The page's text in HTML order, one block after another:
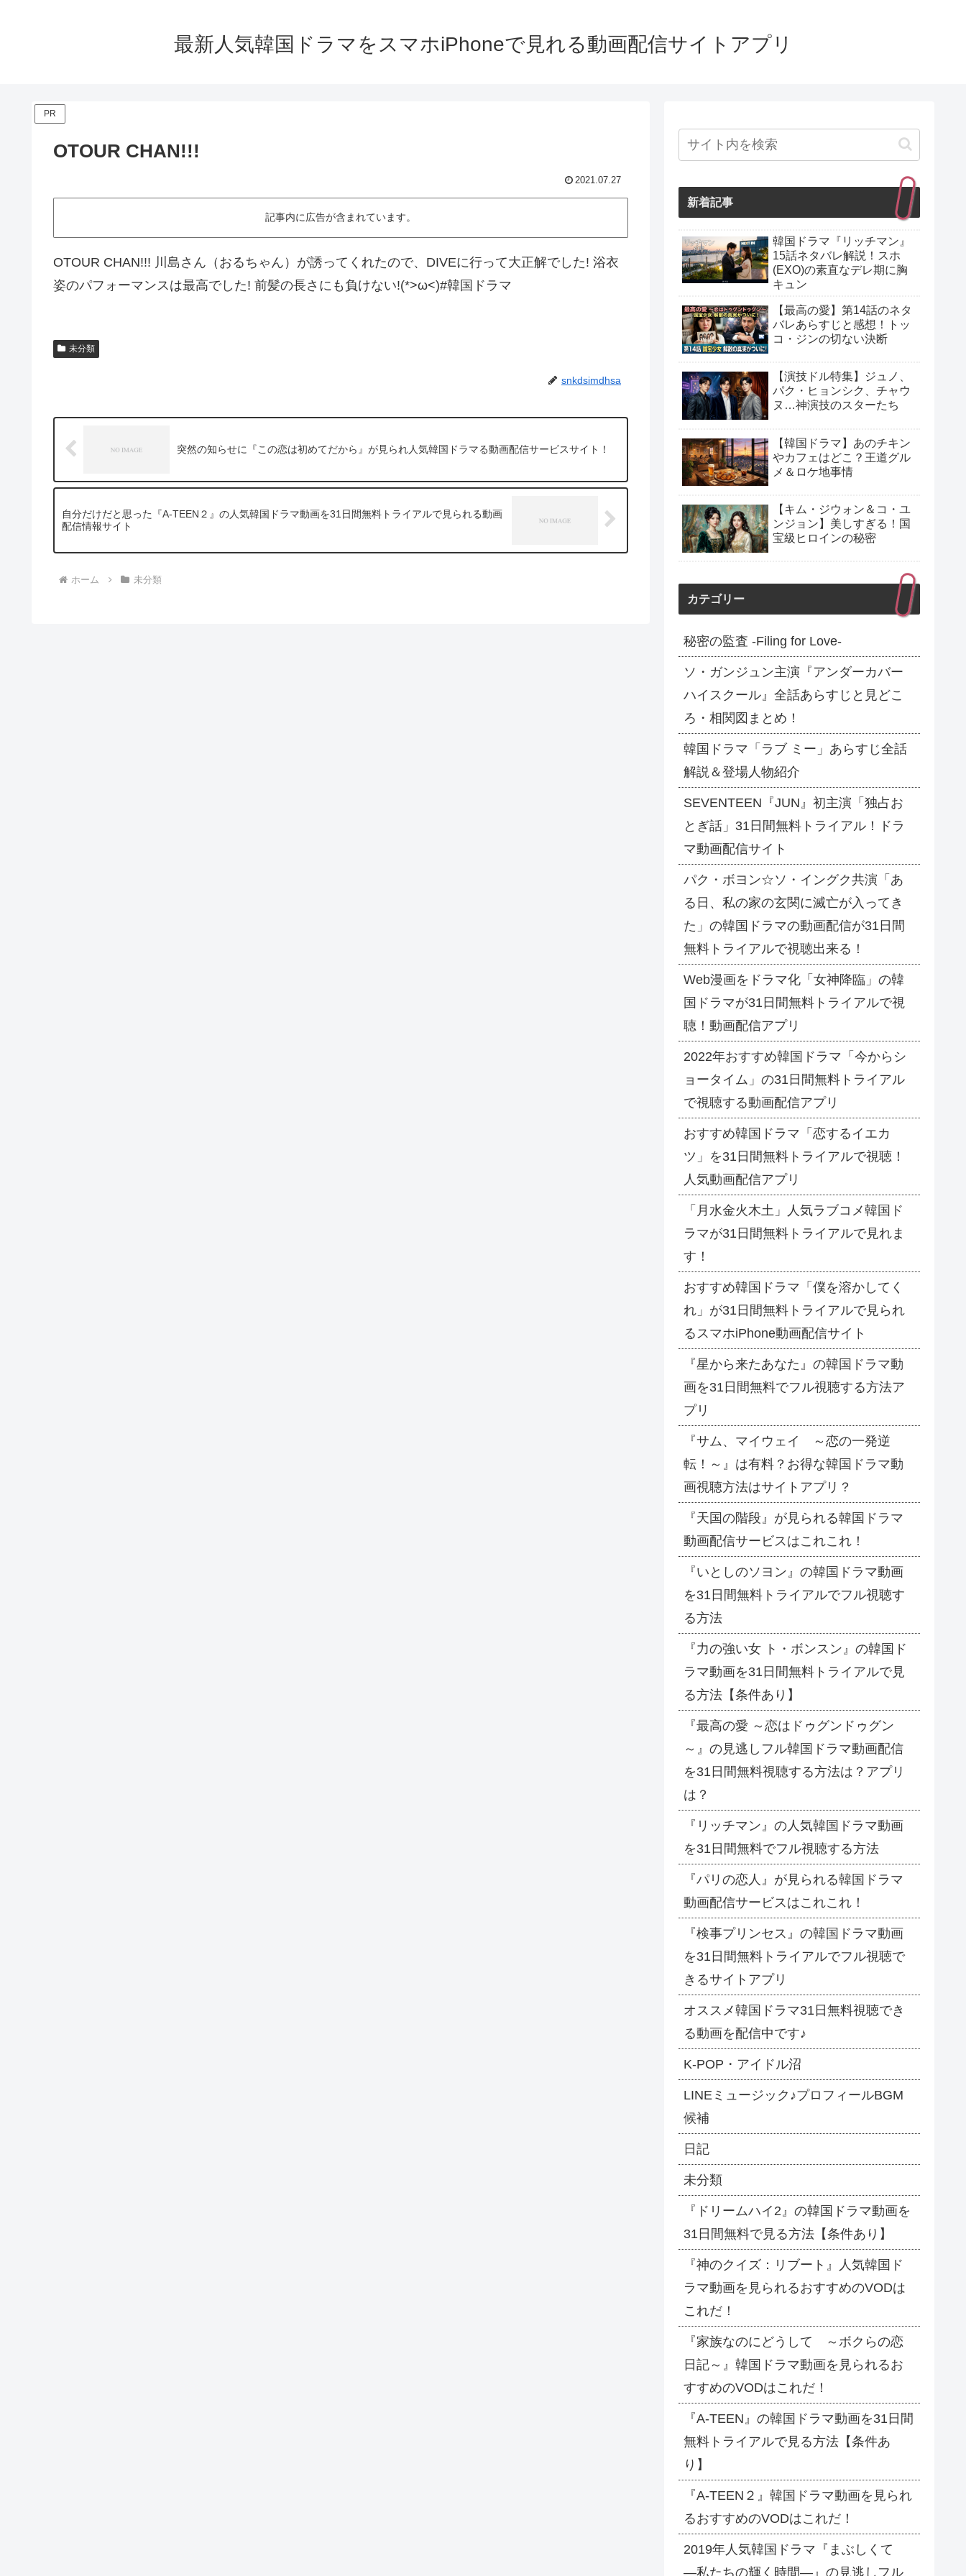
最新人気韓国ドラマをスマホiPhoneで見れる動画配信サイトアプリ
PR
OTOUR CHAN!!!
2021.07.27
記事内に広告が含まれています。
OTOUR CHAN!!! 川島さん（おるちゃん）が誘ってくれたので、DIVEに行って大正解でした! 浴衣
姿のパフォーマンスは最高でした! 前髪の長さにも負けない!(*>ω<)#韓国ドラマ
未分類
snkdsimdhsa
突然の知らせに『この恋は初めてだから』が見られ人気韓国ドラマる動画配信サービスサイト！
自分だけだと思った『A-TEEN２』の人気韓国ドラマ動画を31日間無料トライアルで見られる動画
配信情報サイト
ホーム 未分類
新着記事
韓国ドラマ『リッチマン』
15話ネタバレ解説！スホ
(EXO)の素直なデレ期に胸
キュン
【最高の愛】第14話のネタ
バレあらすじと感想！トッ
コ・ジンの切ない決断
【演技ドル特集】ジュノ、
パク・ヒョンシク、チャウ
ヌ…神演技のスターたち
【韓国ドラマ】あのチキン
やカフェはどこ？王道グル
メ＆ロケ地事情
【キム・ジウォン＆コ・ユ
ンジョン】美しすぎる！国
宝級ヒロインの秘密
カテゴリー
秘密の監査 -Filing for Love-
ソ・ガンジュン主演『アンダーカバー
ハイスクール』全話あらすじと見どこ
ろ・相関図まとめ！
韓国ドラマ「ラブ ミー」あらすじ全話
解説＆登場人物紹介
SEVENTEEN『JUN』初主演「独占お
とぎ話」31日間無料トライアル！ドラ
マ動画配信サイト
パク・ボヨン☆ソ・イングク共演「あ
る日、私の家の玄関に滅亡が入ってき
た」の韓国ドラマの動画配信が31日間
無料トライアルで視聴出来る！
Web漫画をドラマ化「女神降臨」の韓
国ドラマが31日間無料トライアルで視
聴！動画配信アプリ
2022年おすすめ韓国ドラマ「今からシ
ョータイム」の31日間無料トライアル
で視聴する動画配信アプリ
おすすめ韓国ドラマ「恋するイエカ
ツ」を31日間無料トライアルで視聴！
人気動画配信アプリ
「月水金火木土」人気ラブコメ韓国ド
ラマが31日間無料トライアルで見れま
す！
おすすめ韓国ドラマ「僕を溶かしてく
れ」が31日間無料トライアルで見られ
るスマホiPhone動画配信サイト
『星から来たあなた』の韓国ドラマ動
画を31日間無料でフル視聴する方法ア
プリ
『サム、マイウェイ ～恋の一発逆
転！～』は有料？お得な韓国ドラマ動
画視聴方法はサイトアプリ？
『天国の階段』が見られる韓国ドラマ
動画配信サービスはこれこれ！
『いとしのソヨン』の韓国ドラマ動画
を31日間無料トライアルでフル視聴す
る方法
『力の強い女 ト・ボンスン』の韓国ド
ラマ動画を31日間無料トライアルで見
る方法【条件あり】
『最高の愛 ～恋はドゥグンドゥグン
～』の見逃しフル韓国ドラマ動画配信
を31日間無料視聴する方法は？アプリ
は？
『リッチマン』の人気韓国ドラマ動画
を31日間無料でフル視聴する方法
『パリの恋人』が見られる韓国ドラマ
動画配信サービスはこれこれ！
『検事プリンセス』の韓国ドラマ動画
を31日間無料トライアルでフル視聴で
きるサイトアプリ
オススメ韓国ドラマ31日無料視聴でき
る動画を配信中です♪
​K-POP・アイドル沼
LINEミュージック♪プロフィールBGM
候補
日記
未分類
『ドリームハイ2』の韓国ドラマ動画を
31日間無料で見る方法【条件あり】
『神のクイズ：リブート』人気韓国ド
ラマ動画を見られるおすすめのVODは
これだ！
『家族なのにどうして ～ボクらの恋
日記～』韓国ドラマ動画を見られるお
すすめのVODはこれだ！
『A-TEEN』の韓国ドラマ動画を31日間
無料トライアルで見る方法【条件あ
り】
『A-TEEN２』韓国ドラマ動画を見られ
るおすすめのVODはこれだ！
2019年人気韓国ドラマ『まぶしくて
―私たちの輝く時間―』の見逃しフル